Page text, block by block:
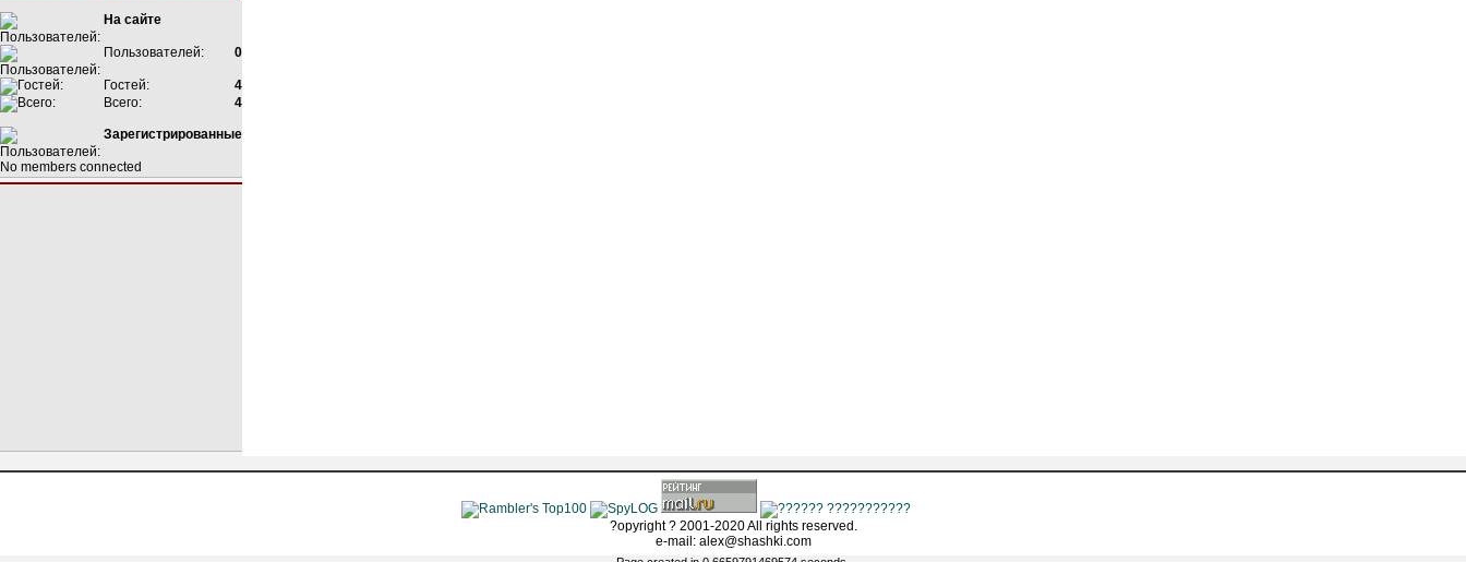
На сайте
Пользователей: 0
Гостей:
4
Всего:
4
Зарегистрированные
No members connected
?opyright ? 2001-2020 All rights reserved.
e-mail: alex@shashki.com